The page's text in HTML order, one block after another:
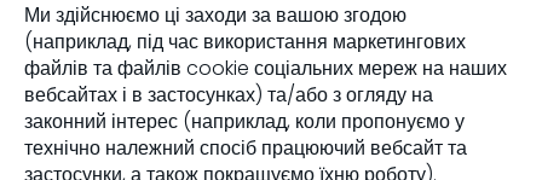
Ми здійснюємо ці заходи за вашою згодою
(наприклад, під час використання маркетингових
файлів та файлів cookie соціальних мереж на наших
вебсайтах і в застосунках) та/або з огляду на
законний інтерес (наприклад, коли пропонуємо у
технічно належний спосіб працюючий вебсайт та